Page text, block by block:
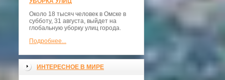
Около 18 тысяч человек в Омске в
субботу, 31 августа, выйдет на
глобальную уборку улиц города.
Подробнее...
ИНТЕРЕСНОЕ В МИРЕ